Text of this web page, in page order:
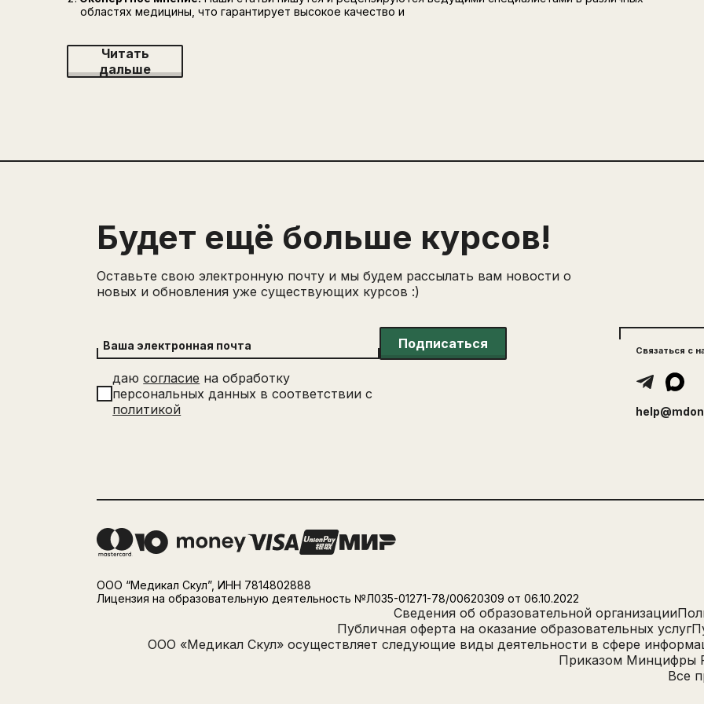
областях медицины, что гарантирует высокое качество и
Читать
дальше
Будет ещё больше курсов!
Оставьте свою электронную почту и мы будем рассылать вам новости о
новых и обновления уже существующих курсов :)
Ваша электронная почта
даю согласие на обработку
персональных данных в соответствии с
политикой
Подписаться Связаться с
ООО “Медикал Скул”, ИНН 7814802888
Лицензия на образовательную деятельность №Л035-01271-78/00620309 от 06.10.2022
Сведения об образовательной организации
Публичная оферта на оказание образовательных услуг
ООО «Медикал Скул» осуществляет следующие виды деятельности в сфере
Приказом Минцифры
Все